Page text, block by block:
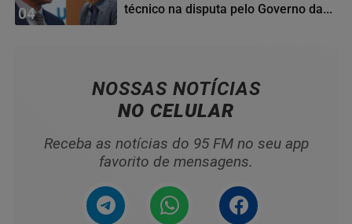
04
técnico na disputa pelo Governo da...
NOSSAS NOTÍCIAS
NO CELULAR
Receba as notícias do 95 FM no seu app
favorito de mensagens.